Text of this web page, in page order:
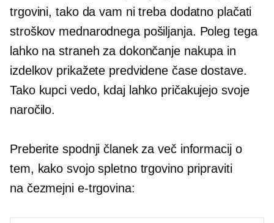
trgovini, tako da vam ni treba dodatno plačati
stroškov mednarodnega pošiljanja. Poleg tega
lahko na straneh za dokončanje nakupa in
izdelkov prikažete predvidene čase dostave.
Tako kupci vedo, kdaj lahko pričakujejo svoje
naročilo.
Preberite spodnji članek za več informacij o
tem, kako svojo spletno trgovino pripraviti
na čezmejnie-trgovina: